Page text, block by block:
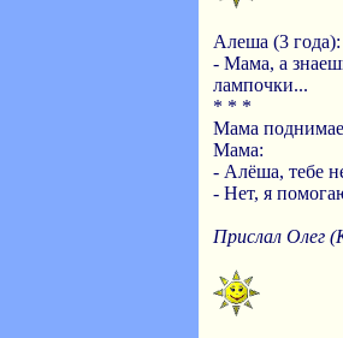
Алеша (3 года):
- Мама, а
лампочки...
* * *
Мама
Мама:
- Алёша, тебе
- Нет, я
Прислал Олег